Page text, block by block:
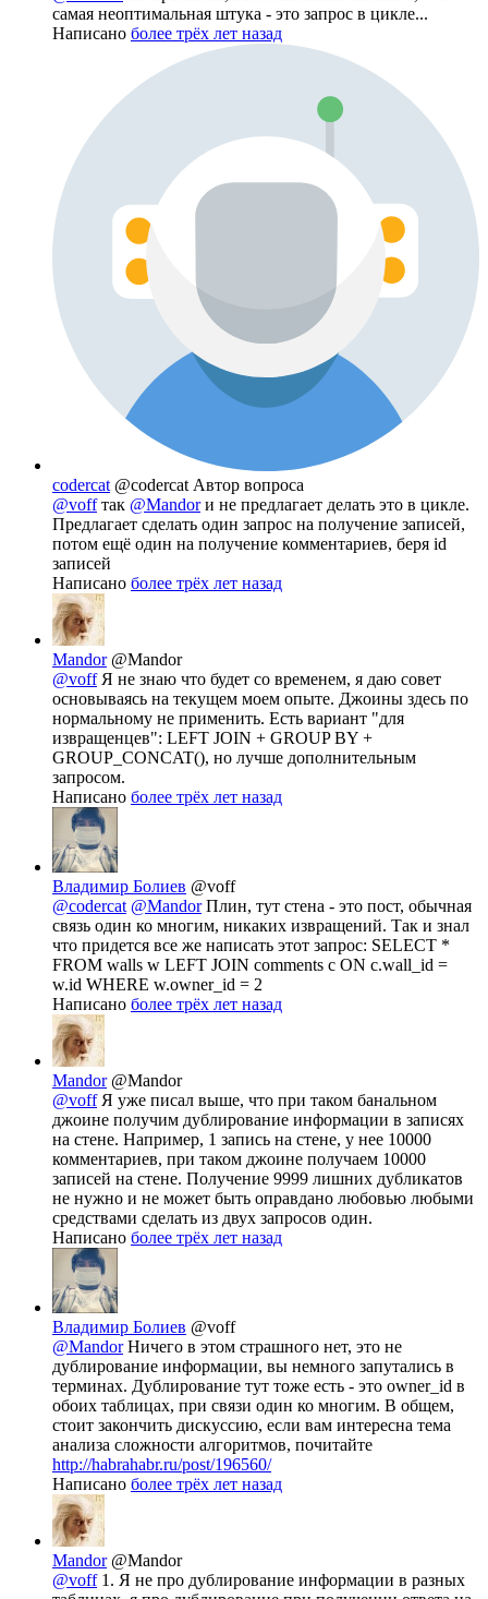
самая неоптимальная штука - это запрос в цикле...
Написано более трёх лет назад
codercat @codercat Автор вопроса
@voffтак @Mandorи не предлагает делать это в цикле.
Предлагает сделать один запрос на получение записей,
потом ещё один на получение комментариев, беря id
записей
Написано более трёх лет назад
Mandor @Mandor
@voffЯ не знаю что будет со временем, я даю совет
основываясь на текущем моем опыте. Джоины здесь по
нормальному не применить. Есть вариант "для
извращенцев": LEFT JOIN + GROUP BY +
GROUP_CONCAT(), но лучше дополнительным
запросом.
Написано более трёх лет назад
Владимир Болиев @voff
@codercat @MandorПлин, тут стена - это пост, обычная
связь один ко многим, никаких извращений. Так и знал
что придется все же написать этот запрос: SELECT *
FROM walls w LEFT JOIN comments c ON c.wall_id =
w.id WHERE w.owner_id = 2
Написано более трёх лет назад
Mandor @Mandor
@voffЯ уже писал выше, что при таком банальном
джоине получим дублирование информации в записях
на стене. Например, 1 запись на стене, у нее 10000
комментариев, при таком джоине получаем 10000
записей на стене. Получение 9999 лишних дубликатов
не нужно и не может быть оправдано любовью любыми
средствами сделать из двух запросов один.
Написано более трёх лет назад
Владимир Болиев @voff
@MandorНичего в этом страшного нет, это не
дублирование информации, вы немного запутались в
терминах. Дублирование тут тоже есть - это owner_id в
обоих таблицах, при связи один ко многим. В общем,
cтоит закончить дискуссию, если вам интересна тема
анализа сложности алгоритмов, почитайте
http://habrahabr.ru/post/196560/
Написано более трёх лет назад
Mandor @Mandor
@voff1. Я не про дублирование информации в разных